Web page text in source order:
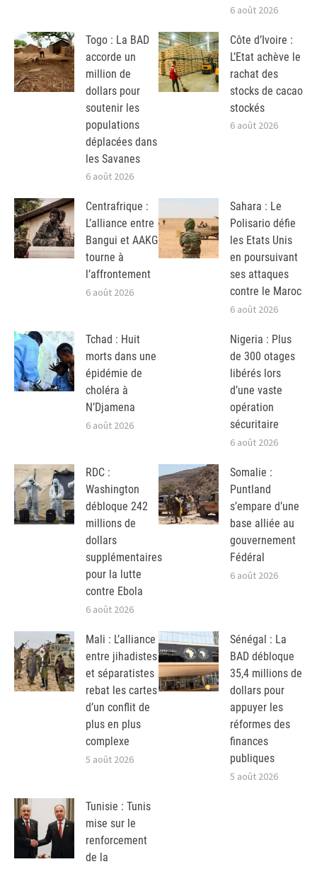
6 août 2026
Togo : La BAD
accorde un
million de
dollars pour
soutenir les
populations
déplacées dans
les Savanes
6 août 2026
Côte d’Ivoire :
L’Etat achève le
rachat des
stocks de cacao
stockés
6 août 2026
Centrafrique :
L’alliance entre
Bangui et AAKG
tourne à
l’affrontement
6 août 2026
Sahara : Le
Polisario défie
les Etats Unis
en poursuivant
ses attaques
contre le Maroc
6 août 2026
Tchad : Huit
morts dans une
épidémie de
choléra à
N’Djamena
6 août 2026
Nigeria : Plus
de 300 otages
libérés lors
d’une vaste
opération
sécuritaire
6 août 2026
RDC :
Washington
débloque 242
millions de
dollars
supplémentaires
pour la lutte
contre Ebola
6 août 2026
Somalie :
Puntland
s’empare d’une
base alliée au
gouvernement
Fédéral
6 août 2026
Mali : L’alliance
entre jihadistes
et séparatistes
rebat les cartes
d’un conflit de
plus en plus
complexe
5 août 2026
Sénégal : La
BAD débloque
35,4 millions de
dollars pour
appuyer les
réformes des
finances
publiques
5 août 2026
Tunisie : Tunis
mise sur le
renforcement
de la